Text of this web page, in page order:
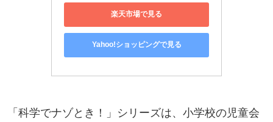
楽天市場で見る
Yahoo!ショッピングで見る
「科学でナゾとき！」シリーズは、小学校の児童会